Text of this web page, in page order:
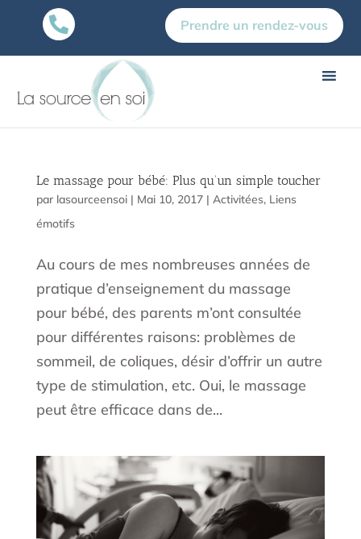
 Prendre un rendez-vous
Le massage pour bébé: Plus qu’un simple toucher
par lasourceensoi| Mai 10, 2017| Activitées, Liens
émotifs
Au cours de mes nombreuses années de
pratique d’enseignement du massage
pour bébé, des parents m’ont consultée
pour différentes raisons: problèmes de
sommeil, de coliques, désir d’offrir un autre
type de stimulation, etc. Oui, le massage
peut être efficace dans de...